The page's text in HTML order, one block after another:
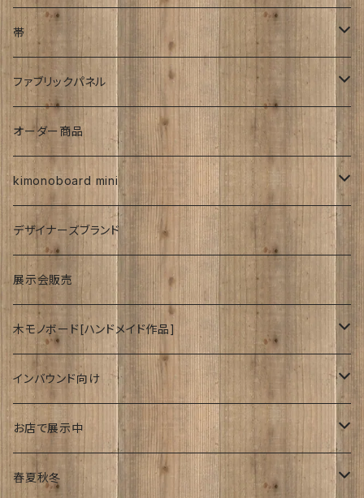
伊藤髄賢氏
風呂敷
強力磁石内臓
時計
ろうけつ染め
昭和中期の着物
お召
アンティーク
ユーモア
帯
アンティーク
お祝い
ファブリックパネル
着物柄
紅型
オーダー商品
kimonoboard mini
絹
波
デザイナーズブランド
展示会販売
木モノボード[ハンドメイド作品]
ゆーかり
リース
おぶじぇ
ドッグウェアー
キモノ
インバウンド向け
海外
Japanese style
お店で展示中
リ・マテリアルさん
春夏秋冬